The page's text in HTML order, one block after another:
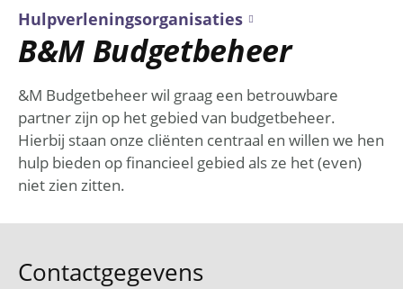
Hulpverleningsorganisaties
B&M Budgetbeheer
&M Budgetbeheer wil graag een betrouwbare
partner zijn op het gebied van budgetbeheer.
Hierbij staan onze cliënten centraal en willen we hen
hulp bieden op financieel gebied als ze het (even)
niet zien zitten.
Contactgegevens